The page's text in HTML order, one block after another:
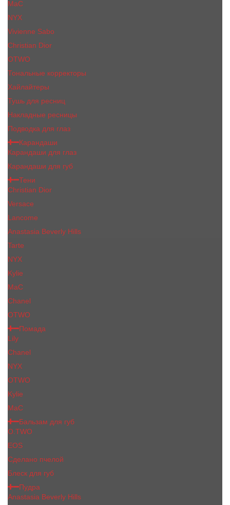
МаС
NYX
Vivienne Sabo
Сhristiаn Diоr
OTWO
Тональные корректоры
Хайлайтеры
Тушь для ресниц
Накладные ресницы
Подводка для глаз
Карандаши
Карандаши для глаз
Карандаши для губ
Тени
Christian Dior
Versace
Lancome
Anastasia Beverly Hills
Tarte
NYX
Kylie
MaC
Сhanеl
OTWO
Помада
Lily
Chanel
NYX
OTWO
Kylie
МаС
Бальзам для губ
O.TWO
EOS
Сделано пчелой
Блеск для губ
Пудра
Anastasia Beverly Hills